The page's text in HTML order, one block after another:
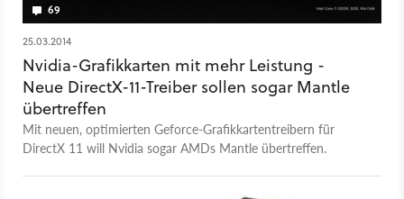
69
25.03.2014
Nvidia-Grafikkarten mit mehr Leistung -
Neue DirectX-11-Treiber sollen sogar Mantle
übertreffen
Mit neuen, optimierten Geforce-Grafikkartentreibern für
DirectX 11 will Nvidia sogar AMDs Mantle übertreffen.